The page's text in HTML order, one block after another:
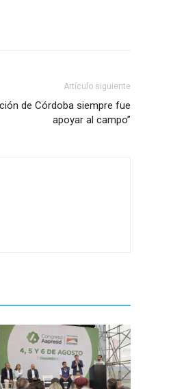
Artículo siguiente
de Córdoba siempre fue
apoyar al campo”